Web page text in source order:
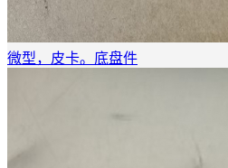
微型，皮卡。底盘件